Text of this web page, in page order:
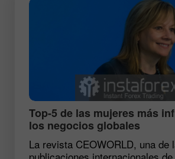
Top-5 de las mujeres más
los negocios globales
La revista CEOWORLD, una de